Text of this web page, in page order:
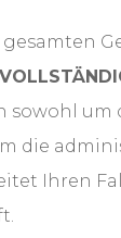
sowohl um
die
Ihren